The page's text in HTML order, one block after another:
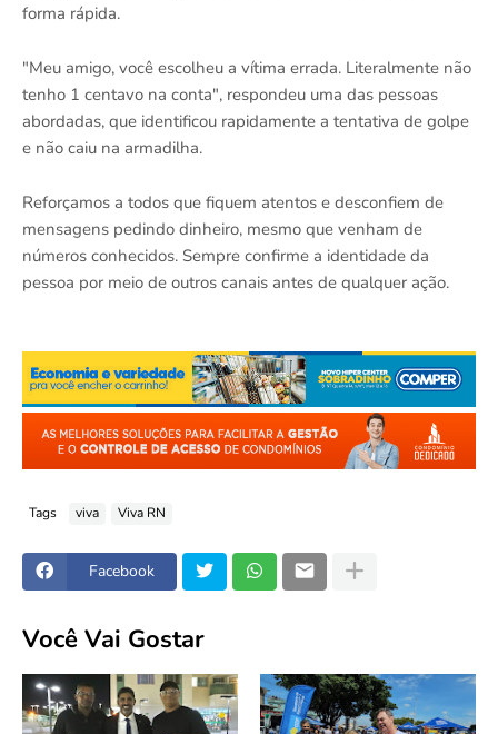
forma rápida.
"Meu amigo, você escolheu a vítima errada. Literalmente não
tenho 1 centavo na conta", respondeu uma das pessoas
abordadas, que identificou rapidamente a tentativa de golpe
e não caiu na armadilha.
Reforçamos a todos que fiquem atentos e desconfiem de
mensagens pedindo dinheiro, mesmo que venham de
números conhecidos. Sempre confirme a identidade da
pessoa por meio de outros canais antes de qualquer ação.
Tags viva Viva RN
Facebook
Você Vai Gostar